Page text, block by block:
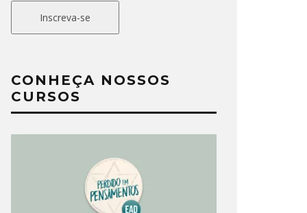
Inscreva-se
CONHEÇA NOSSOS
CURSOS